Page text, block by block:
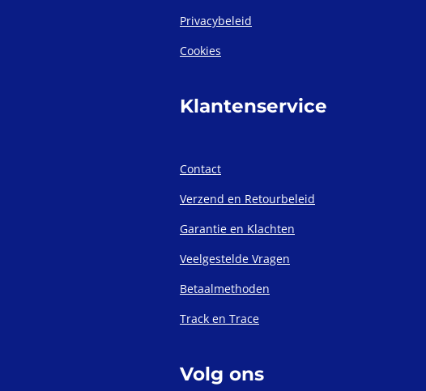
Privacybeleid
Cookies
Klantenservice
Contact
Verzend en Retourbeleid
Garantie en Klachten
Veelgestelde Vragen
Betaalmethoden
Track en Trace
Volg ons